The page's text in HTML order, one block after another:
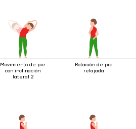
Movimiento de pie
con inclinación
lateral 2
Rotación de pie
relajada